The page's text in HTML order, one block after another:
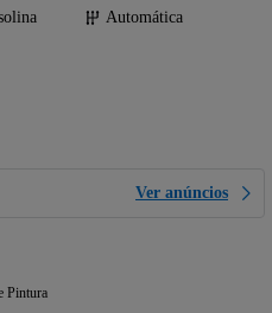
Automática
Ver anúncios
Pintura